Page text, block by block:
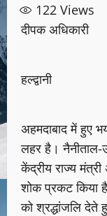
122 Views
दीपक अधिकारी
हल्द्वानी
अहमदाबाद में हुए
लहर है। नैनीताल-
केंद्रीय राज्य
शोक प्रकट किया
को श्रद्धांजलि देते